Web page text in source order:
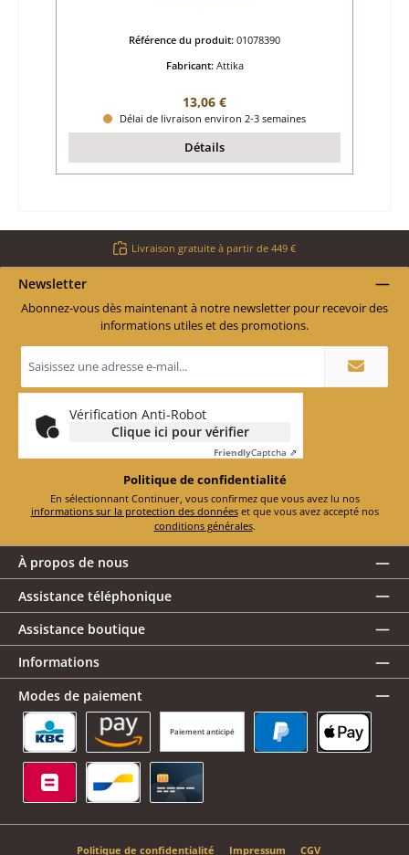
Référence du produit: 01078390
Fabricant: Attika
Prix régulier :
13,06 €
Délai de livraison environ 2-3 semaines
Détails
Livraison gratuite à partir de 449 €
Newsletter
Abonnez-vous dès maintenant à notre newsletter pour recevoir des
informations utiles et des promotions.
e-
*
Vérification Anti-Robot
Clique ici pour vérifier
FriendlyCaptcha ⇗
Politique de confidentialité
En sélectionnant Continuer, vous confirmez que vous avez lu nos
informations sur la protection des données
et que vous avez accepté nos
conditions générales.
À propos de nous
Assistance téléphonique
Assistance boutique
Informations
Modes de paiement
Paiement anticipé
KBC/CBC Payment Button
Amazon Pay
Politique de confidentialité Impressum CGV